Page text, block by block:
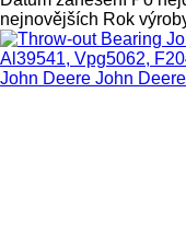
nejnovějších Rok